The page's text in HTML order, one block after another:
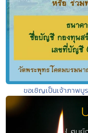
ขอเชิญเป็นเจ้าภาพ